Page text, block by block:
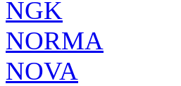
NGK
NORMA
NOVA